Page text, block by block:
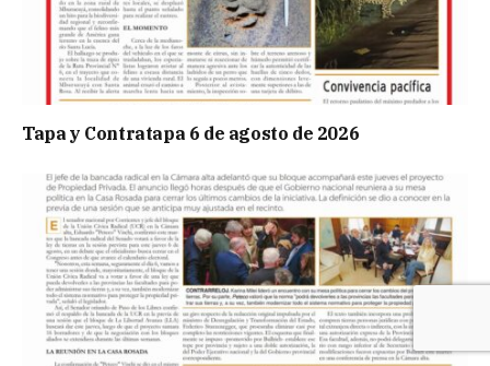
Tapa y Contratapa 6 de agosto de 2026